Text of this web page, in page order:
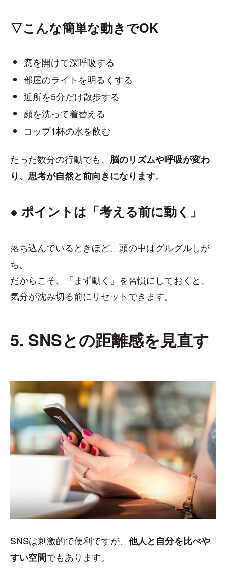
▽こんな簡単な動きでOK
窓を開けて深呼吸する
部屋のライトを明るくする
近所を5分だけ散歩する
顔を洗って着替える
コップ1杯の水を飲む
たった数分の行動でも、 脳のリズムや呼吸が変わ
り、思考が自然と前向きになります。
● ポイントは「考える前に動く」
落ち込んでいるときほど、頭の中はグルグルしが
ち。
だからこそ、「まず動く」を習慣にしておくと、
気分が沈み切る前にリセットできます。
5. SNSとの距離感を見直す
SNSは刺激的で便利ですが、 他人と自分を比べや
すい空間でもあります。